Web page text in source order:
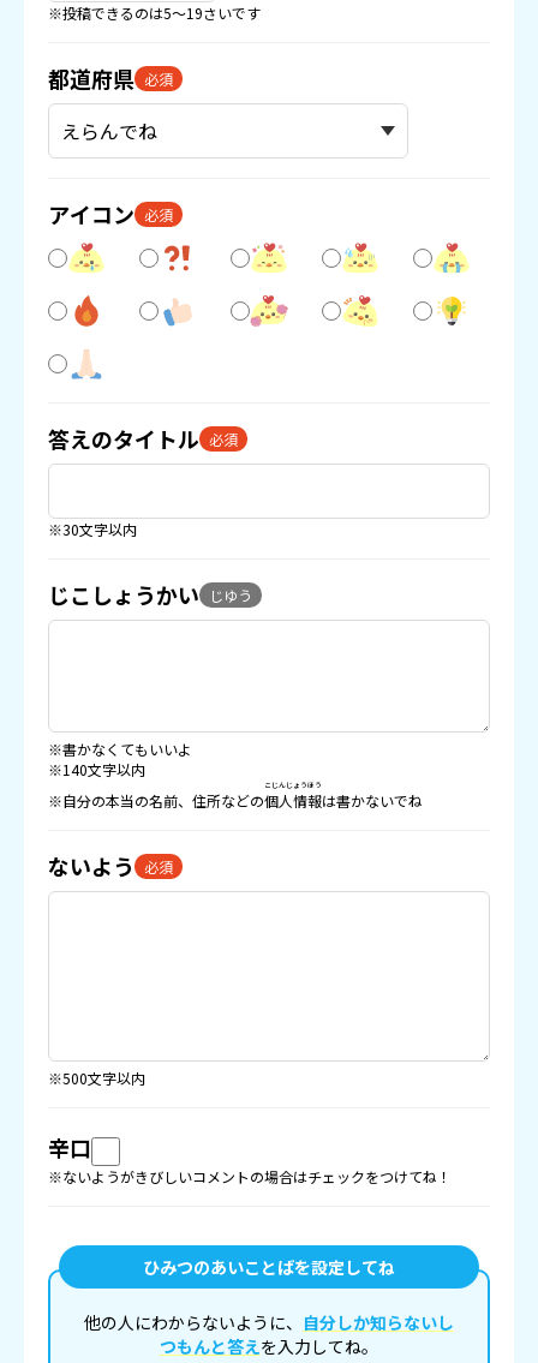
※投稿できるのは5〜19さいです
都道府県 必須
アイコン 必須
答えのタイトル 必須
※30文字以内
じこしょうかい じゆう
※書かなくてもいいよ
※140文字以内
※自分の本当の名前、住所などの個人情報
こじんじょうほう
は書かないでね
ないよう 必須
※500文字以内
辛口
※ないようがきびしいコメントの場合はチェックをつけてね！
ひみつのあいことばを設定してね
他の人にわからないように、 自分しか知らないし
つもんと答えを入力してね。